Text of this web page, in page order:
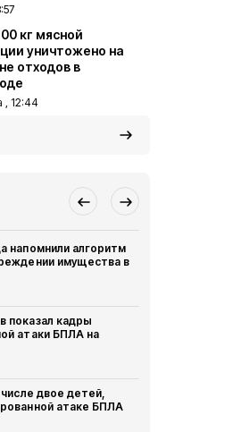
кг мясной
уничтожено на
отходов в
, 12:44
напомнили алгоритм
имущества в
показал кадры
атаки БПЛА на
двое детей,
атаке БПЛА